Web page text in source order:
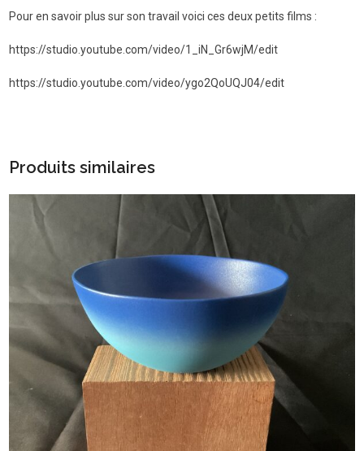
Pour en savoir plus sur son travail voici ces deux petits films :
https://studio.youtube.com/video/1_iN_Gr6wjM/edit
https://studio.youtube.com/video/ygo2QoUQJ04/edit
Produits similaires